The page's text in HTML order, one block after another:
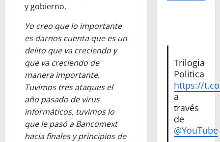
y gobierno.
Yo creo que lo importante
es darnos cuenta que es un
delito que va creciendo y
que va creciendo de
manera importante.
Tuvimos tres ataques el
año pasado de virus
informáticos, tuvimos lo
que le pasó a Bancomext
hacia finales y principios de
Trilogia
Politica
https://
a
través
de
@YouTube